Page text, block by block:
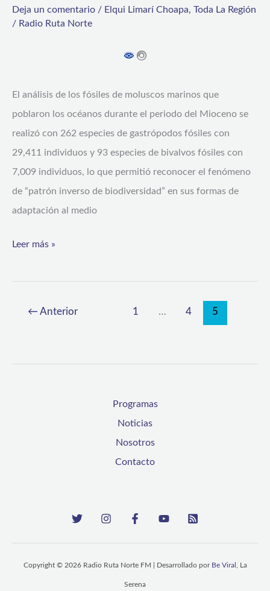
Deja un comentario / Elqui Limarí Choapa, Toda La Región
/ Radio Ruta Norte
El análisis de los fósiles de moluscos marinos que
poblaron los océanos durante el periodo del Mioceno se
realizó con 262 especies de gastrópodos fósiles con
29,411 individuos y 93 especies de bivalvos fósiles con
7,009 individuos, lo que permitió reconocer el fenómeno
de “patrón inverso de biodiversidad” en sus formas de
adaptación al medio
moluscos
hace
millones
de
años
atrás
Leer más »
← Anterior 1 … 4 5
Programas
Noticias
Nosotros
Contacto
Copyright © 2026 Radio Ruta Norte FM | Desarrollado por Be Viral , La
Serena